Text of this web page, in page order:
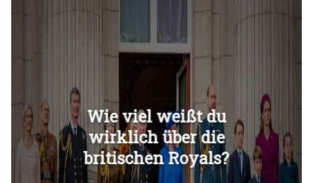
Überspringen